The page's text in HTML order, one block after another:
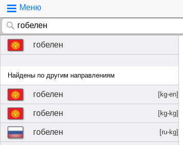
Меню
гобелен
Найдены по другим направлениям
гобелен [kg-en]
гобелен [kg-kg]
гобелен [ru-kg]